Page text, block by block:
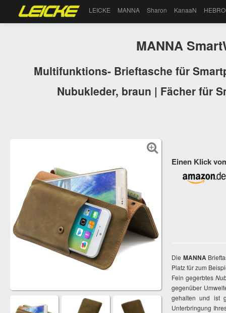
LEICKE MANNA Sharon KanaaN
MANNA
Multifunktions- Brieftasche für
Nubukleder, braun | Fächer für
Einen Klick
Die MANNA
Platz für zum
Fein gegerbtes
gegenüber
gehalten und ist
Unterbringung